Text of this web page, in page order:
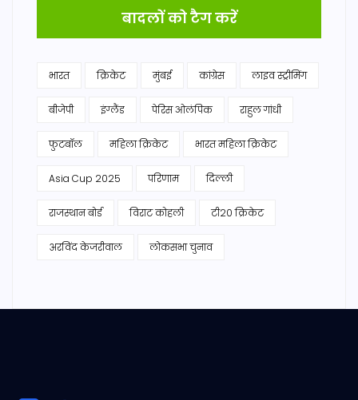
बादलों को टैग करें
भारत क्रिकेट मुंबई कांग्रेस लाइव स्ट्रीमिंग
बीजेपी इंग्लैंड पेरिस ओलंपिक राहुल गांधी
फुटबॉल महिला क्रिकेट भारत महिला क्रिकेट
Asia Cup 2025 परिणाम दिल्ली
राजस्थान बोर्ड विराट कोहली टी20 क्रिकेट
अरविंद केजरीवाल लोकसभा चुनाव